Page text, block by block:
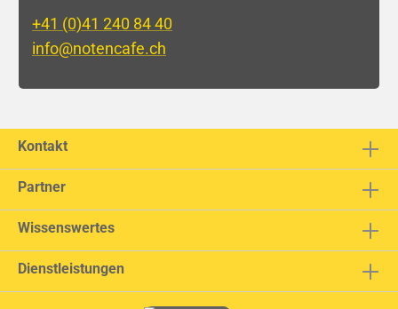
+41 (0)41 240 84 40
info@notencafe.ch
Kontakt
Partner
Wissenswertes
Dienstleistungen